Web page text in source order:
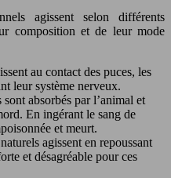
agissent selon différents
composition et de leur mode
au contact des puces, les
leur système nerveux.
absorbés par l’animal et
En ingérant le sang de
et meurt.
agissent en repoussant
et désagréable pour ces